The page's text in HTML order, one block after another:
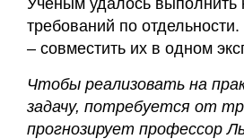
Ученым удалось выполнить
требований по
– совместить их в одном
Чтобы реализовать на
задачу, потребуется от
прогнозирует профессор